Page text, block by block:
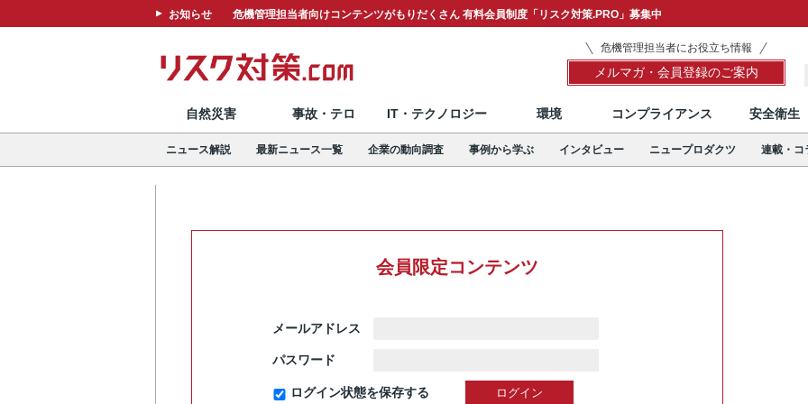
お知らせ 危機管理担当者向けコンテンツがもりだくさん 有料会員制度「リスク対策.PRO」募集中
危機管理担当者にお役立ち情報
メルマガ・会員登録のご案内
自然災害 事故・テロ IT・テクノロジー 環境 コンプライアンス 安全衛生
ニュース解説 最新ニュース一覧 企業の動向調査 事例から学ぶ インタビュー ニュープロダクツ 連載・コ
会員限定コンテンツ
メールアドレス
パスワード
ログイン状態を保存する